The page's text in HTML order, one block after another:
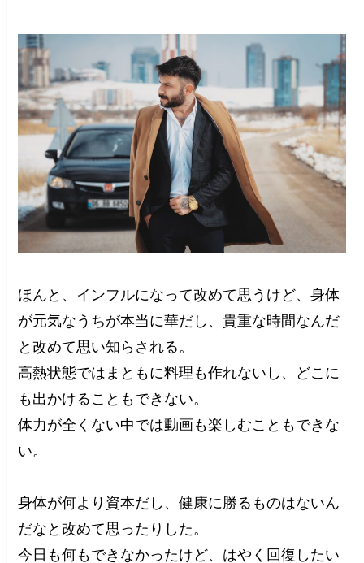
ほんと、インフルになって改めて思うけど、身体
が元気なうちが本当に華だし、貴重な時間なんだ
と改めて思い知らされる。
高熱状態ではまともに料理も作れないし、どこに
も出かけることもできない。
体力が全くない中では動画も楽しむこともできな
い。
身体が何より資本だし、健康に勝るものはないん
だなと改めて思ったりした。
今日も何もできなかったけど、はやく回復したい